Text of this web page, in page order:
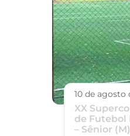
10 de agosto
XX
de Futebol
– Sênior (M)